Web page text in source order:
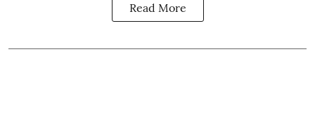
Read More